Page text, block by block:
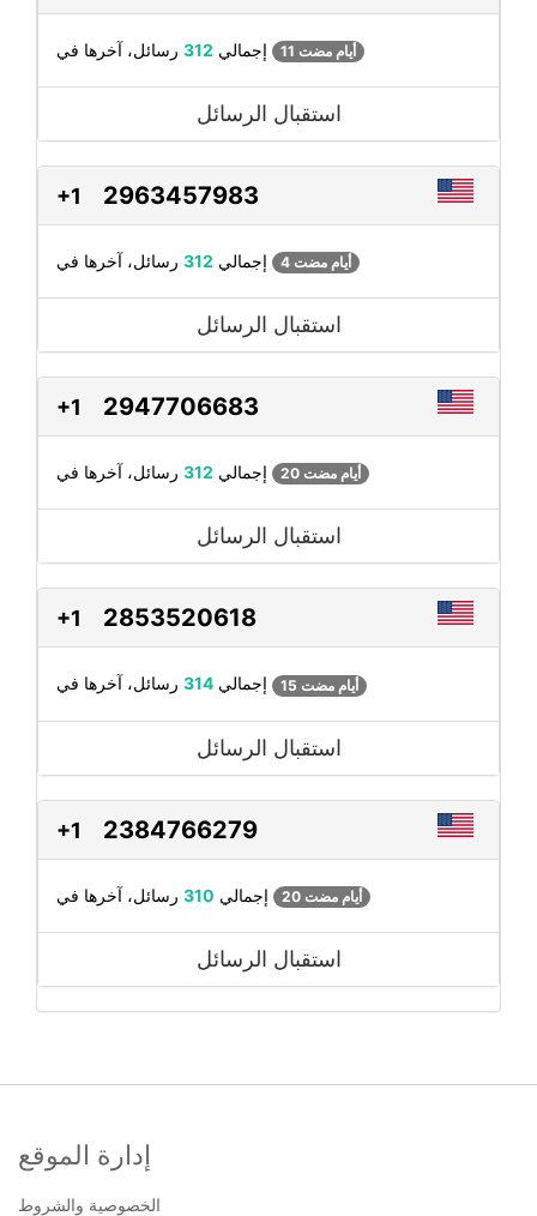
إجمالي 312 11 أيام مضت
استقبال الرسائل
+1 2963457983
إجمالي 312 4 أيام مضت
استقبال الرسائل
+1 2947706683
إجمالي 312 20 أيام مضت
استقبال الرسائل
+1 2853520618
إجمالي 314 15 أيام مضت
استقبال الرسائل
+1 2384766279
إجمالي 310 20 أيام مضت
استقبال الرسائل
إدارة الموقع
الخصوصية والشروط